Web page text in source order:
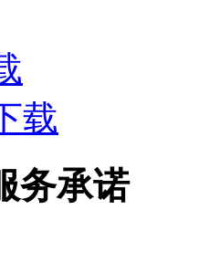
载
务承诺